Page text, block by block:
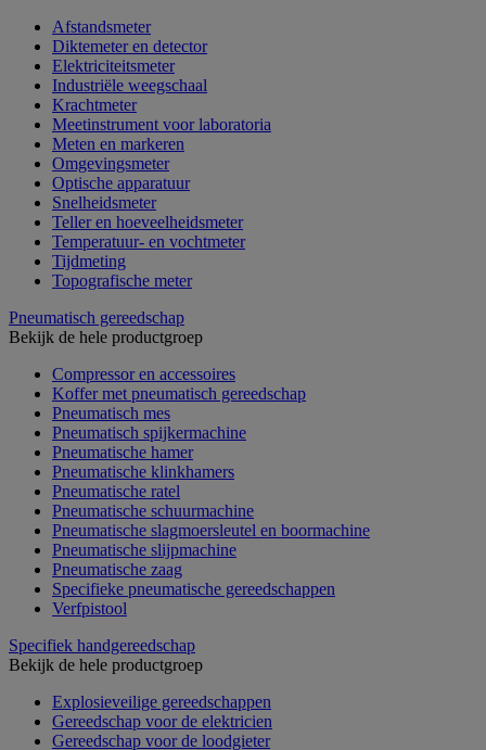
Afstandsmeter
Diktemeter en detector
Elektriciteitsmeter
Industriële weegschaal
Krachtmeter
Meetinstrument voor laboratoria
Meten en markeren
Omgevingsmeter
Optische apparatuur
Snelheidsmeter
Teller en hoeveelheidsmeter
Temperatuur- en vochtmeter
Tijdmeting
Topografische meter
Pneumatisch gereedschap
Bekijk de hele productgroep
Compressor en accessoires
Koffer met pneumatisch gereedschap
Pneumatisch mes
Pneumatisch spijkermachine
Pneumatische hamer
Pneumatische klinkhamers
Pneumatische ratel
Pneumatische schuurmachine
Pneumatische slagmoersleutel en boormachine
Pneumatische slijpmachine
Pneumatische zaag
Specifieke pneumatische gereedschappen
Verfpistool
Specifiek handgereedschap
Bekijk de hele productgroep
Explosieveilige gereedschappen
Gereedschap voor de elektricien
Gereedschap voor de loodgieter